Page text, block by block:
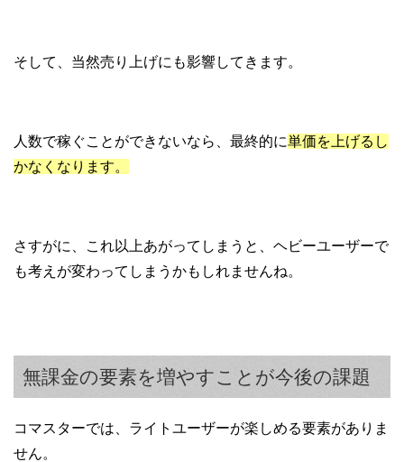
そして、当然売り上げにも影響してきます。
人数で稼ぐことができないなら、最終的に単価を上げるし
かなくなります。
さすがに、これ以上あがってしまうと、ヘビーユーザーで
も考えが変わってしまうかもしれませんね。
無課金の要素を増やすことが今後の課題
コマスターでは、ライトユーザーが楽しめる要素がありま
せん。